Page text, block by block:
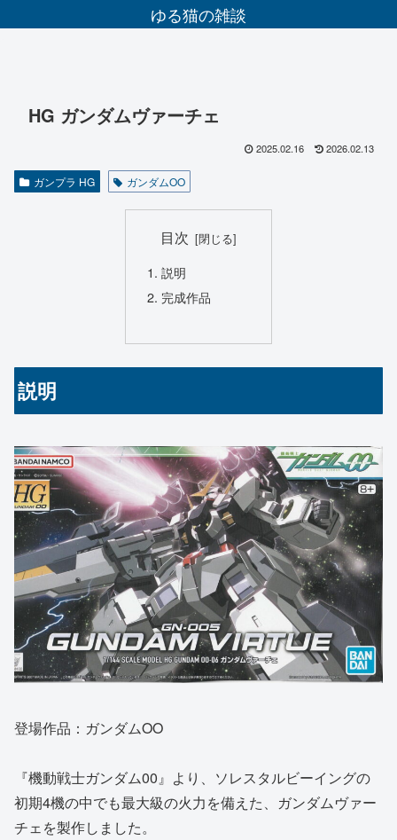
ゆる猫の雑談
HG ガンダムヴァーチェ
2025.02.16 2026.02.13
ガンプラ HG ガンダムOO
目次
説明
完成作品
説明
登場作品：ガンダムOO
『機動戦士ガンダム00』より、ソレスタルビーイングの
初期4機の中でも最大級の火力を備えた、ガンダムヴァー
チェを製作しました。